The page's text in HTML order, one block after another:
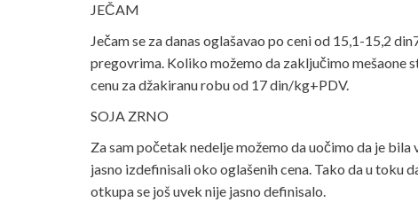
JEČAM
Ječam se za danas oglašavao po ceni od 15,1-15,2
pregovrima. Koliko možemo da zaključimo mešaone
cenu za džakiranu robu od 17 din/kg+PDV.
SOJA ZRNO
Za sam početak nedelje možemo da uočimo da je
jasno izdefinisali oko oglašenih cena. Tako da u toku
otkupa se još uvek nije jasno definisalo.